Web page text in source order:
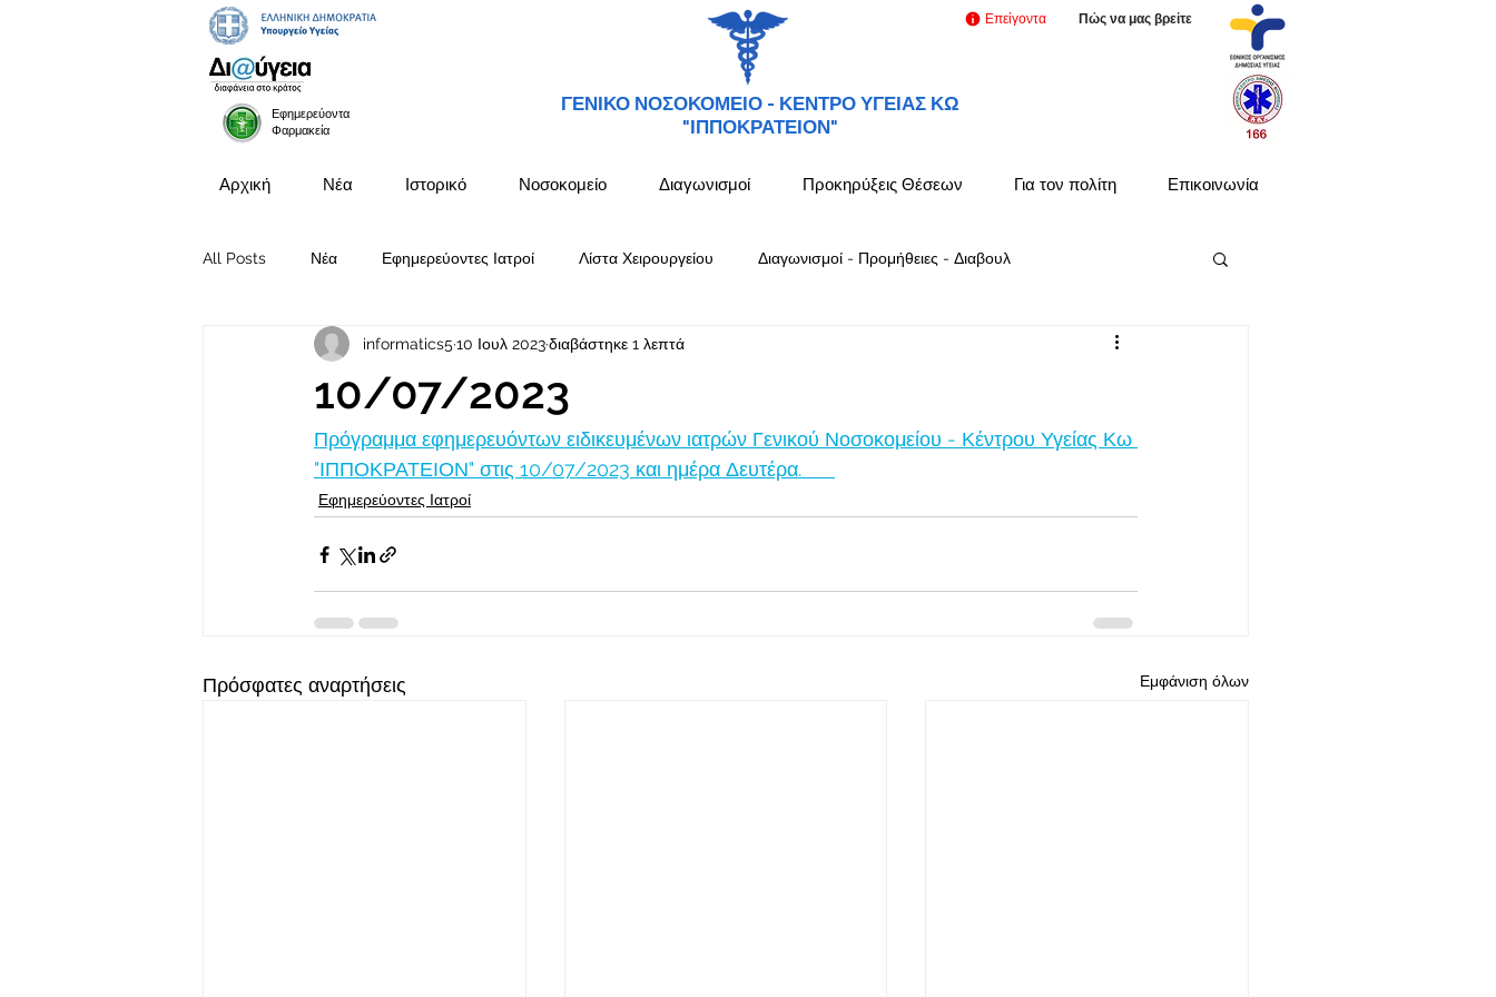
Εφημερεύοντα
Φαρμακεία
ΓΕΝΙΚΟ ΝΟΣΟΚΟΜΕΙΟ - ΚΕΝΤΡΟ ΥΓΕΙΑΣ ΚΩ
"ΙΠΠΟΚΡΑΤΕΙΟΝ"
Επείγοντα Πώς να μας βρείτε
Αρχική Νέα Ιστορικό Νοσοκομείο Διαγωνισμοί Προκηρύξεις Θέσεων Για τον πολίτη Επικοινωνία
All Posts Νέα Εφημερεύοντες Ιατροί Λίστα Χειρουργείου Διαγωνισμοί - Προμήθειες - Διαβουλ
Προκηρύξεις Θέσεων
10/07/2023
informatics5 10 Ιουλ 2023διαβάστηκε 1 λεπτά
Πρόγραμμα εφημερευόντων ειδικευμένων ιατρών Γενικού Νοσοκομείου - Κέντρου Υγείας Κω
"ΙΠΠΟΚΡΑΤΕΙΟΝ" στις 10/07/2023 και ημέρα Δευτέρα.
Εφημερεύοντες Ιατροί
Πρόσφατες αναρτήσεις Εμφάνιση όλων